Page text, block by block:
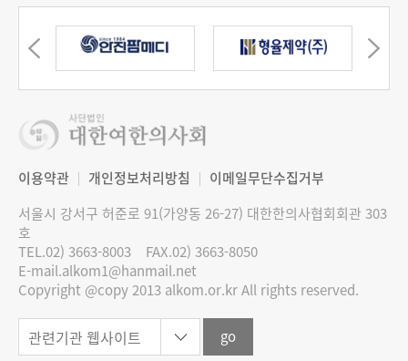
이용약관 개인정보처리방침
이메일무단수집거부
서울시 강서구 허준로 91(가양동 26-27) 대한한의사협회회관 303
호
TEL.02) 3663-8003
FAX.02) 3663-8050
E-mail.alkom1@hanmail.net
Copyright @copy 2013 alkom.or.kr All rights reserved.
go